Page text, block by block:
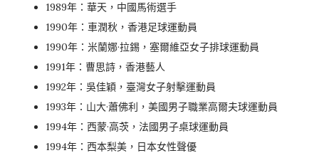
1989年：華天，中國馬術選手
1990年：車潤秋，香港足球運動員
1990年：米蘭娜·拉錫，塞爾維亞女子排球運動員
1991年：曹思詩，香港藝人
1992年：吳佳穎，臺灣女子射擊運動員
1993年：山大·蕭佛利，美國男子職業高爾夫球運動員
1994年：西蒙·高茨，法國男子桌球運動員
1994年：西本梨美，日本女性聲優